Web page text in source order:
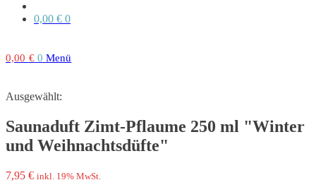
0,00 € 0
0,00 € 0 Menü
Ausgewählt:
Saunaduft Zimt-Pflaume 250 ml "Winter
und Weihnachtsdüfte"
7,95 € inkl. 19% MwSt.